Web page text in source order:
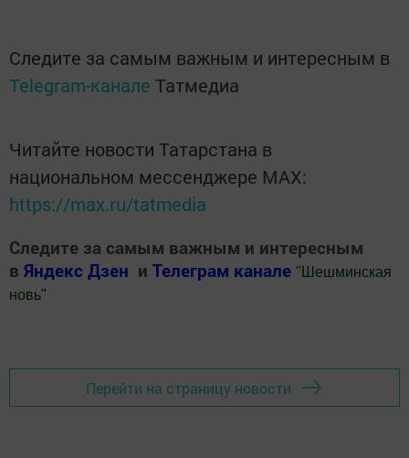
Следите за самым важным и интересным в
Telegram-канале Татмедиа
Читайте новости Татарстана в
национальном мессенджере MАХ:
https://max.ru/tatmedia
Следите за самым важным и интересным
в Яндекс Дзен и Телеграм канале " Шешминская
новь"
Перейти на страницу новости